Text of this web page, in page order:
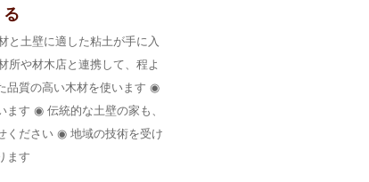
と土壁に適した粘土が手に入
所や材木店と連携して、程よ
品質の高い木材を使います ◉
す ◉ 伝統的な土壁の家も、
ください ◉ 地域の技術を受け
ます